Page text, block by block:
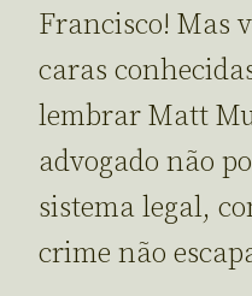
Francisco! Mas
caras
lembrar Matt
advogado não
sistema legal,
crime não